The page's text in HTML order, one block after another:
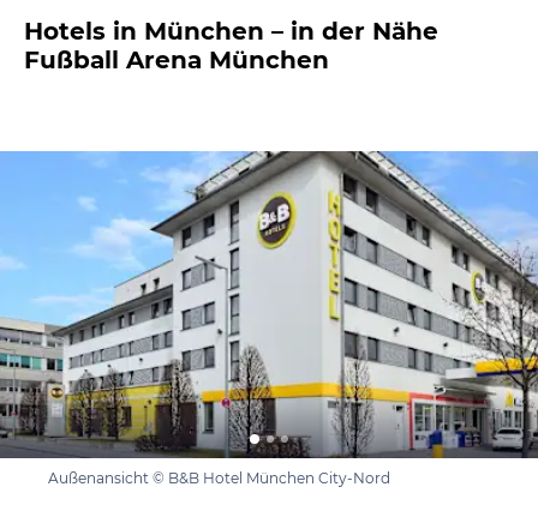
Hotels in München – in der Nähe
Fußball Arena München
Außenansicht © B&B Hotel München City-Nord